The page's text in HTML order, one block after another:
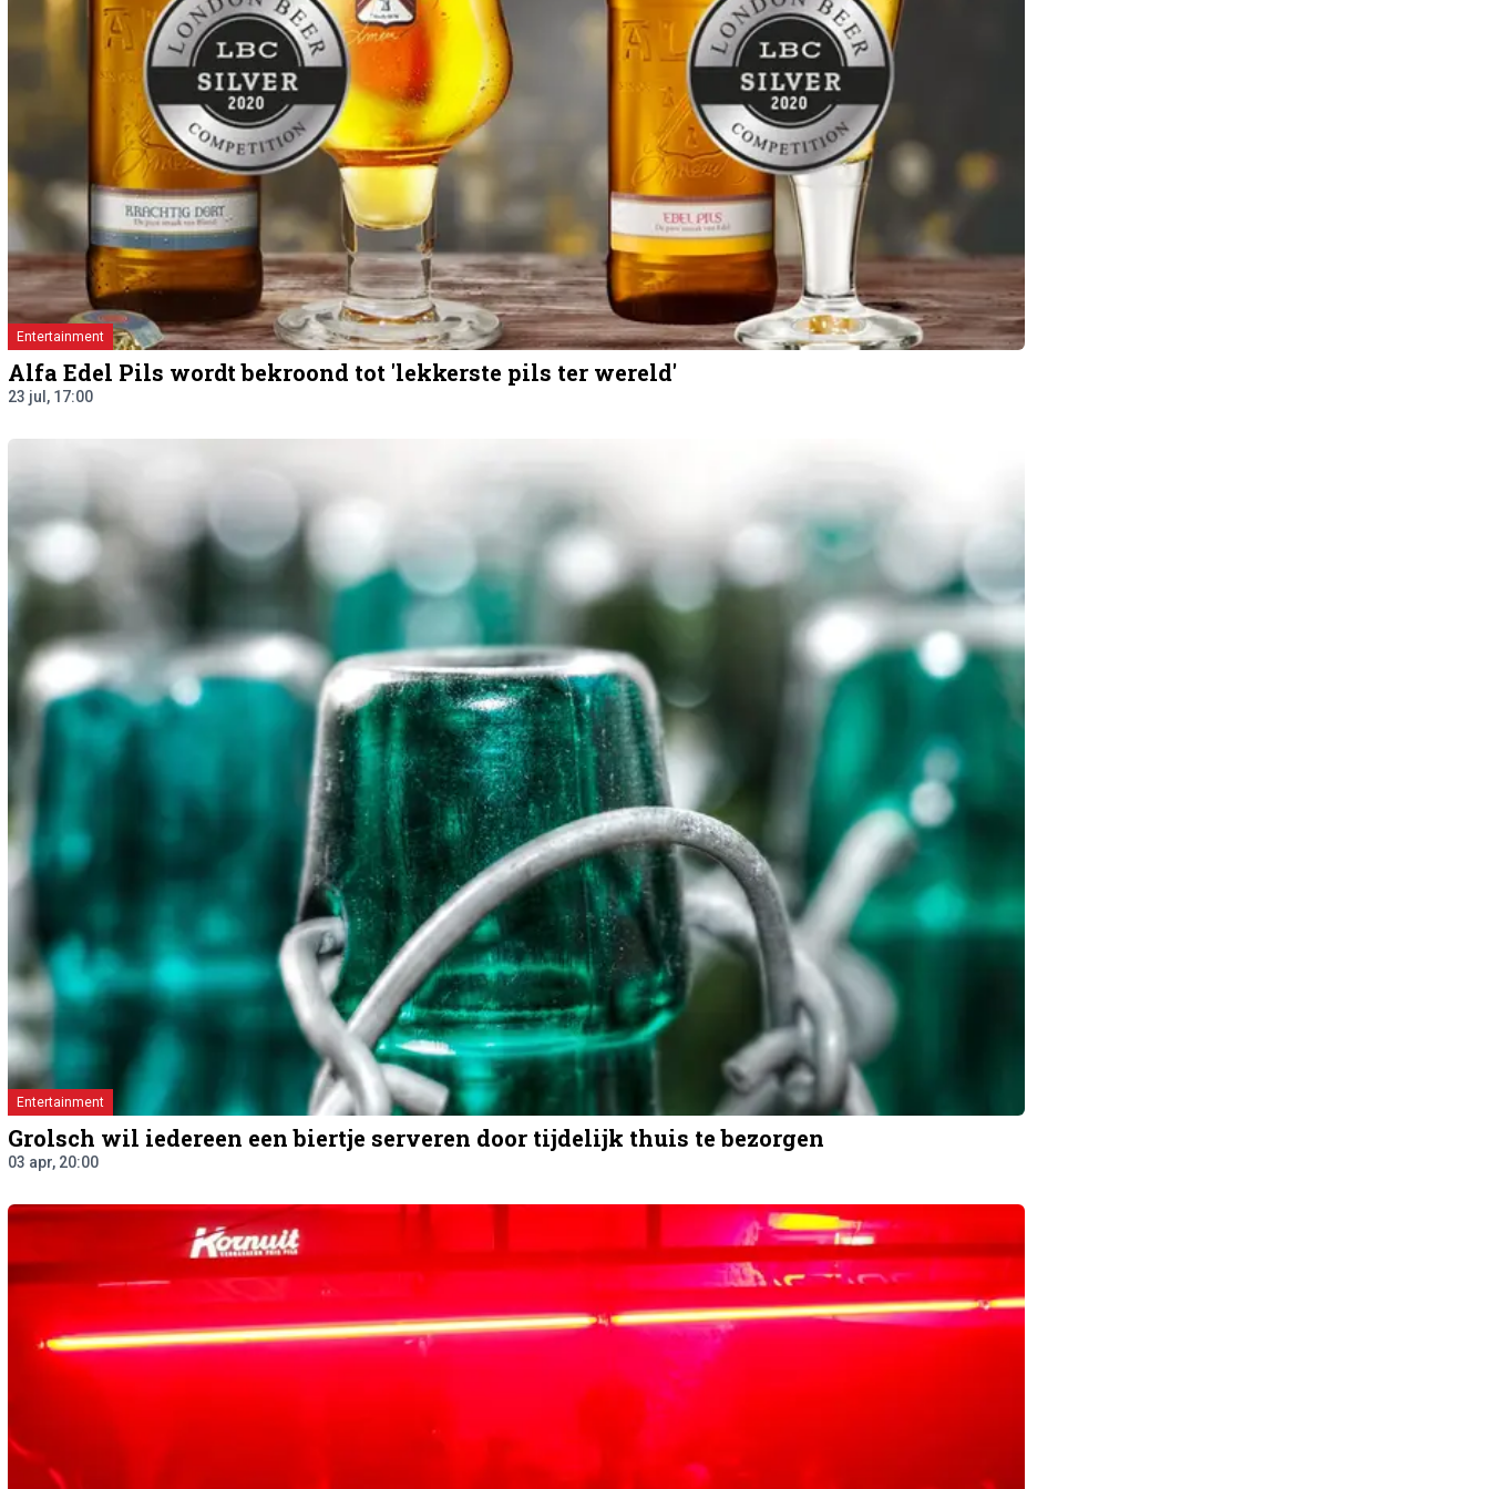
Entertainment
Alfa Edel Pils wordt bekroond tot 'lekkerste pils ter wereld'
23 jul, 17:00
Entertainment
Grolsch wil iedereen een biertje serveren door tijdelijk thuis te bezorgen
03 apr, 20:00